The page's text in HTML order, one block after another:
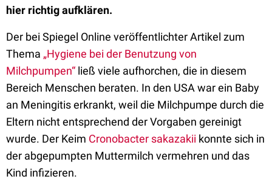
hier richtig aufklären.
Der bei Spiegel Online veröffentlichter Artikel zum
Thema „Hygiene bei der Benutzung von
Milchpumpen“ ließ viele aufhorchen, die in diesem
Bereich Menschen beraten. In den USA war ein Baby
an Meningitis erkrankt, weil die Milchpumpe durch die
Eltern nicht entsprechend der Vorgaben gereinigt
wurde. Der Keim Cronobacter sakazakii konnte sich in
der abgepumpten Muttermilch vermehren und das
Kind infizieren.